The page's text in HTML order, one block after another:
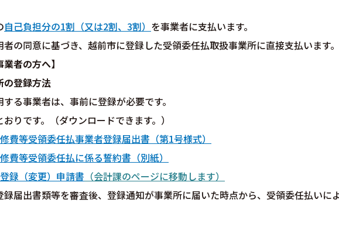
自己負担分の1割（又は2割、3割） を事業者に支払います。
の同意に基づき、越前市に登録した受領委任払取扱事業所に直接支払います。
者の方へ】
の登録方法
る事業者は、事前に登録が必要です。
りです。（ダウンロードできます。）
費等受領委任払事業者登録届出書（第1号様式）
費等受領委任払に係る誓約書（別紙）
録（変更）申請書 （会計課のページに移動します）
届出書類等を審査後、登録通知が事業所に届いた時点から、受領委任払いに